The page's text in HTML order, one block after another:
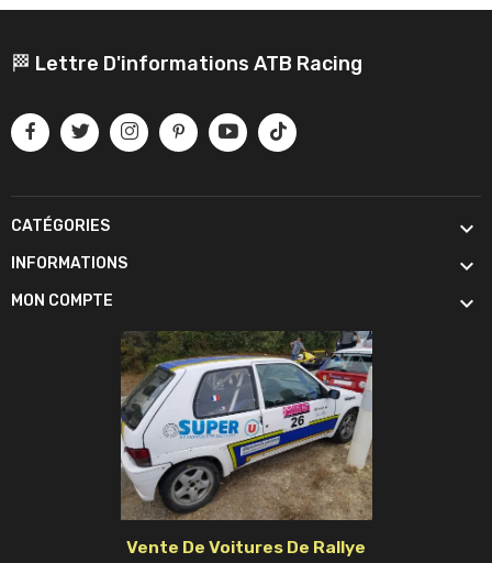
🏁 Lettre D'informations ATB Racing
CATÉGORIES 
INFORMATIONS 
MON COMPTE 
Vente De Voitures De Rallye